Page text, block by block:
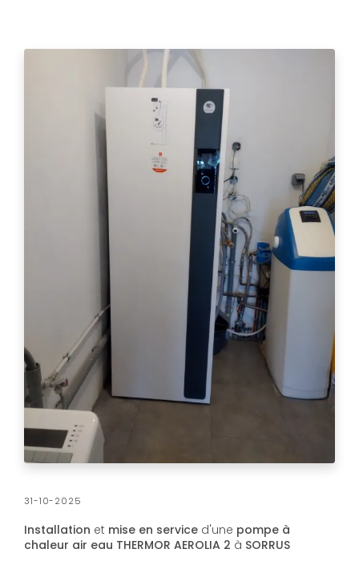
31-10-2025
Installation et mise en service d'une pompe à
chaleur air eau THERMOR AEROLIA 2 à SORRUS